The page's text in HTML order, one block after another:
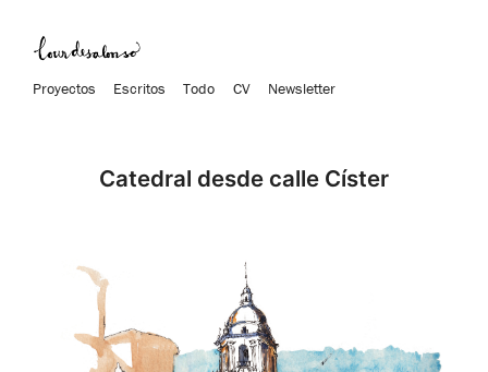
Proyectos Escritos Todo CV Newsletter
Catedral desde calle Císter